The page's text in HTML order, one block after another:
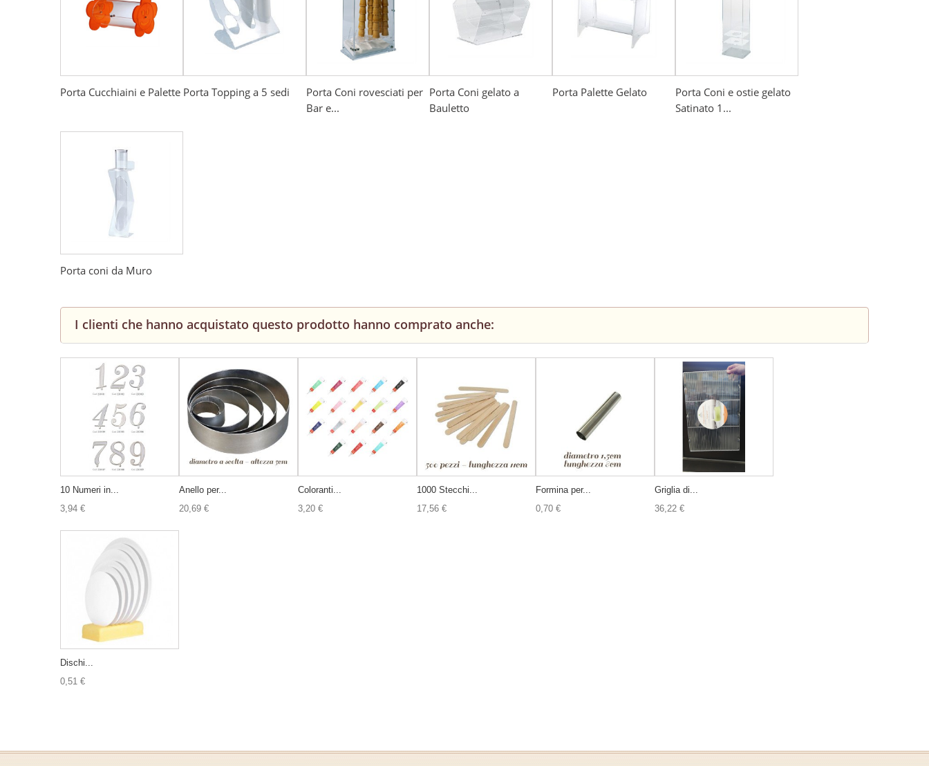
Porta Cucchiaini e Palette Porta Topping a 5 sedi
Porta Coni rovesciati per
Bar e...
Porta Coni gelato a
Bauletto
Porta Palette Gelato
Porta Coni e ostie gelato
Satinato 1...
Porta coni da Muro
I clienti che hanno acquistato questo prodotto hanno comprato anche:
10 Numeri in...
3,94 €
Anello per...
20,69 €
Coloranti...
3,20 €
1000 Stecchi...
17,56 €
Formina per...
0,70 €
Griglia di...
36,22 €
Dischi...
0,51 €